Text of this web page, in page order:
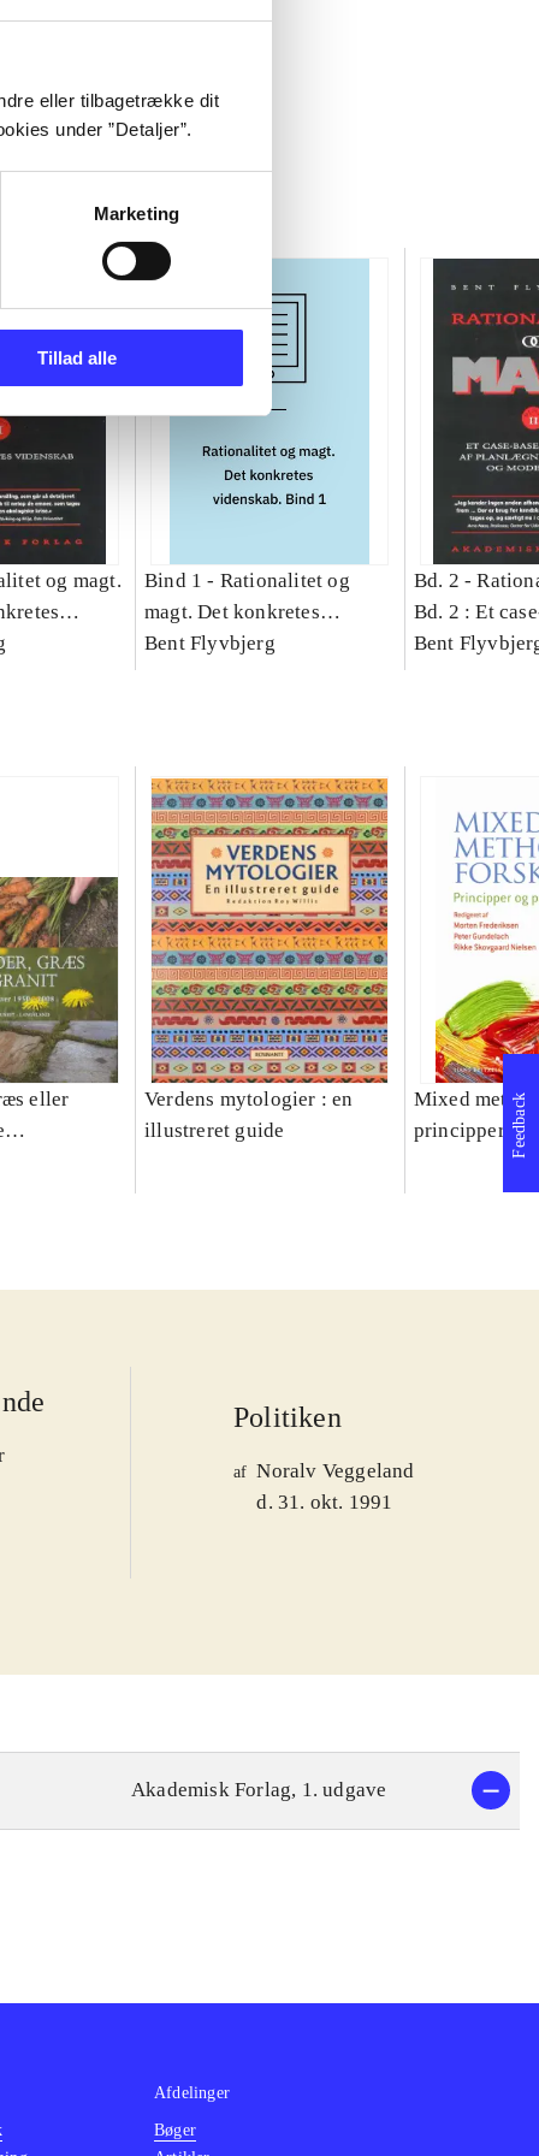
eller tilbagetrække dit
under ”Detaljer”.
Marketing
Tillad alle
og magt.
Bind 1 - Rationalitet og
magt. Det konkretes
videnskab. Bind 1
Bent Flyvbjerg
Bd. 2 -
Bd. 2 : Et
studie af
Bent
eller
Verdens mytologier : en
illustreret guide
Mixed
principper og
Politiken
af Noralv Veggeland
d. 31. okt. 1991
Akademisk Forlag, 1. udgave
Feedback
Afdelinger
Bøger